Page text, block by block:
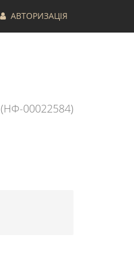
АВТОРИЗАЦІЯ
(НФ-00022584)